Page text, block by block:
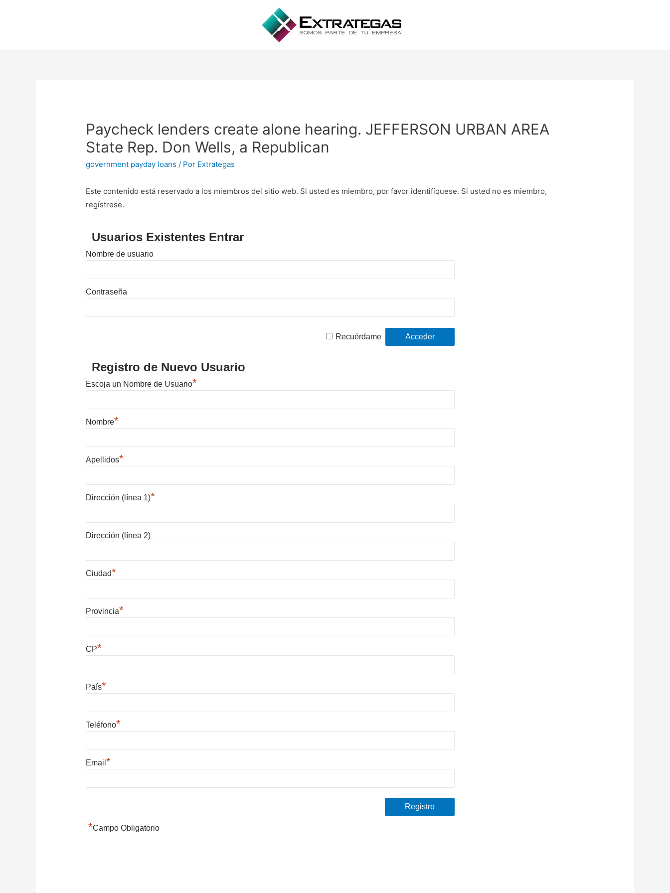
Paycheck lenders create alone hearing. JEFFERSON URBAN AREA
State Rep. Don Wells, a Republican
government payday loans / Por Extrategas
Este contenido está reservado a los miembros del sitio web. Si usted es miembro, por favor identifíquese. Si usted no es miembro,
regístrese.
Usuarios Existentes Entrar
Nombre de usuario
Contraseña
Recuérdame
Registro de Nuevo Usuario
Escoja un Nombre de Usuario*
Nombre*
Apellidos*
Dirección (línea 1)*
Dirección (línea 2)
Ciudad*
Provincia*
CP*
País*
Teléfono*
Email*
*Campo Obligatorio